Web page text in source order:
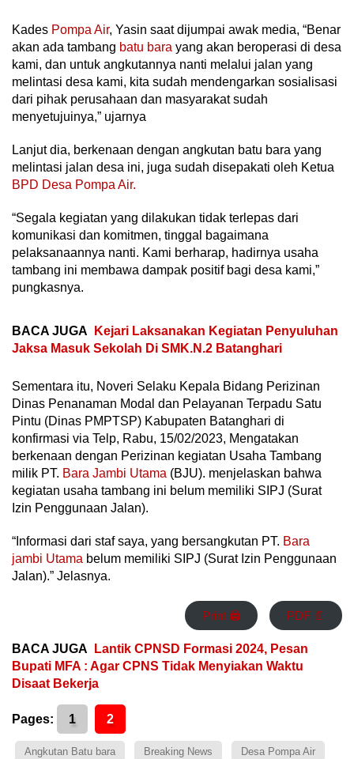
Kades Pompa Air, Yasin saat dijumpai awak media, “Benar
akan ada tambang batu bara yang akan beroperasi di desa
kami, dan untuk angkutannya nanti melalui jalan yang
melintasi desa kami, kita sudah mendengarkan sosialisasi
dari pihak perusahaan dan masyarakat sudah
menyetujuinya,” ujarnya
Lanjut dia, berkenaan dengan angkutan batu bara yang
melintasi jalan desa ini, juga sudah disepakati oleh Ketua
BPD Desa Pompa Air.
“Segala kegiatan yang dilakukan tidak terlepas dari
komunikasi dan komitmen, tinggal bagaimana
pelaksanaannya nanti. Kami berharap, hadirnya usaha
tambang ini membawa dampak positif bagi desa kami,”
pungkasnya.
BACA JUGA
Kejari Laksanakan Kegiatan Penyuluhan
Jaksa Masuk Sekolah Di SMK.N.2 Batanghari
Sementara itu, Noveri Selaku Kepala Bidang Perizinan
Dinas Penanaman Modal dan Pelayanan Terpadu Satu
Pintu (Dinas PMPTSP) Kabupaten Batanghari di
konfirmasi via Telp, Rabu, 15/02/2023, Mengatakan
berkenaan dengan Perizinan kegiatan Usaha Tambang
milik PT. Bara Jambi Utama (BJU). menjelaskan bahwa
kegiatan usaha tambang ini belum memiliki SIPJ (Surat
Izin Penggunaan Jalan).
“Informasi dari staf saya, yang bersangkutan PT. Bara
jambi Utama belum memiliki SIPJ (Surat Izin Penggunaan
Jalan).” Jelasnya.
Print 🖨 PDF 📄
BACA JUGA
Lantik CPNSD Formasi 2024, Pesan
Bupati MFA : Agar CPNS Tidak Menyiakan Waktu
Disaat Bekerja
Pages: 1 2
Angkutan Batu bara Breaking News Desa Pompa Air